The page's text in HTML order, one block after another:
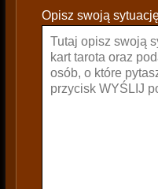
e
a
Opisz swoją